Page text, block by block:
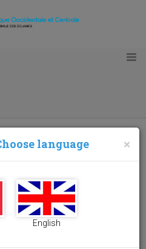
language ×
English